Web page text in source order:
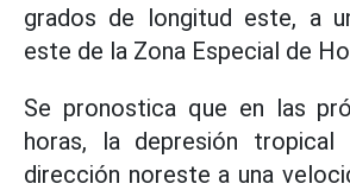
grados de longitud este, a
este de la Zona Especial de
Se pronostica que en las
horas, la depresión
dirección noreste a una